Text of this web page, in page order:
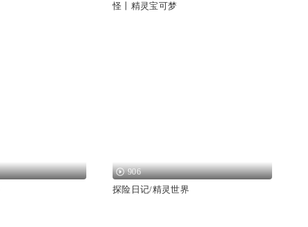
怪丨精灵宝可梦
906
探险日记/精灵世界